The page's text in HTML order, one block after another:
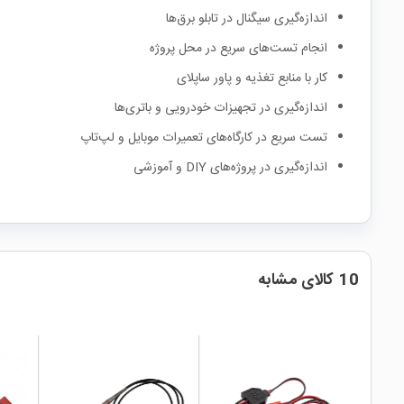
اندازه‌گیری سیگنال در تابلو برق‌ها
انجام تست‌های سریع در محل پروژه
کار با منابع تغذیه و پاور ساپلای
اندازه‌گیری در تجهیزات خودرویی و باتری‌ها
تست سریع در کارگاه‌های تعمیرات موبایل و لپ‌تاپ
اندازه‌گیری در پروژه‌های DIY و آموزشی
10 کالای مشابه